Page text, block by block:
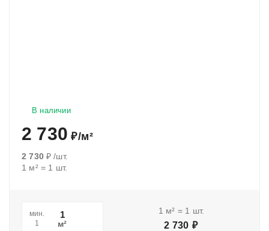
В наличии
2 730 ₽/м²
2 730 ₽ /шт.
1 м²= 1 шт.
мин.
1
м²
1 м² = 1 шт.
2 730 ₽